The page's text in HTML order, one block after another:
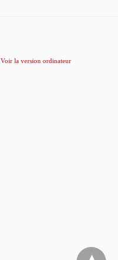
Voir la version ordinateur